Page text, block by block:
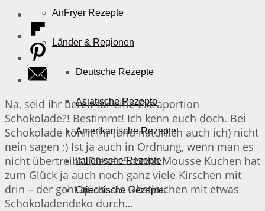
AirFryer Rezepte
Länder & Regionen
Deutsche Rezepte
Asiatische Rezepte
Amerikanische Rezepte
Italienische Rezepte
Griechische Rezepte
Na, seid ihr bereit für eine Extraportion
Schokolade?! Bestimmt! Ich kenn euch doch. Bei
Schokolade könnt ihr (und natürlich auch ich) nicht
nein sagen ;) Ist ja auch in Ordnung, wenn man es
nicht übertreibt. Dieser Schoko Mousse Kuchen hat
zum Glück ja auch noch ganz viele Kirschen mit
drin – der geht quasi als Obstkuchen mit etwas
Schokoladendeko durch…